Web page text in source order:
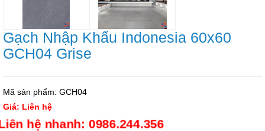
Gạch Nhập Khẩu Indonesia 60x60
GCH04 Grise
Mã sản phẩm: GCH04
Giá: Liên hệ
Liên hệ nhanh: 0986.244.356